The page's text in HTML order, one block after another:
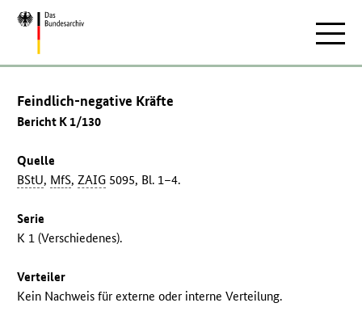
Zur
Feindlich-negative Kräfte
Bericht K 1/130
Quelle
BStU, MfS,ZAIG 5095, Bl. 1–4.
Serie
K 1 (Verschiedenes).
Verteiler
Kein Nachweis für externe oder interne Verteilung.